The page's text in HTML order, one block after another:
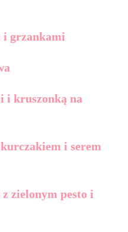
i grzankami
i kruszonką na
i serem
zielonym pesto i